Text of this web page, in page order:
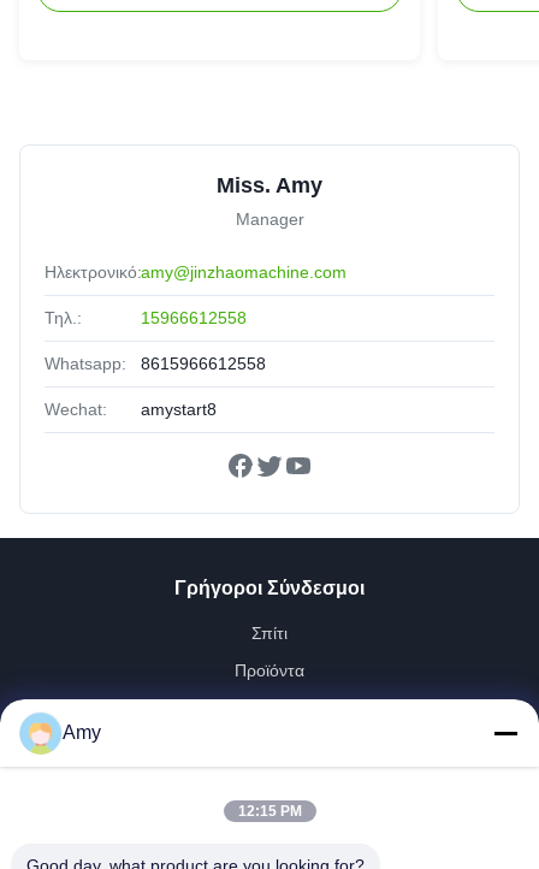
Miss. Amy
Manager
Ηλεκτρονικό:amy@jinzhaomachine.com
Τηλ.: 15966612558
Whatsapp: 8615966612558
Wechat: amystart8
Γρήγοροι Σύνδεσμοι
Σπίτι
Προϊόντα
Γύρος Εργοστασίων
Ποιοτικός Έλεγχος
Amy
12:15 PM